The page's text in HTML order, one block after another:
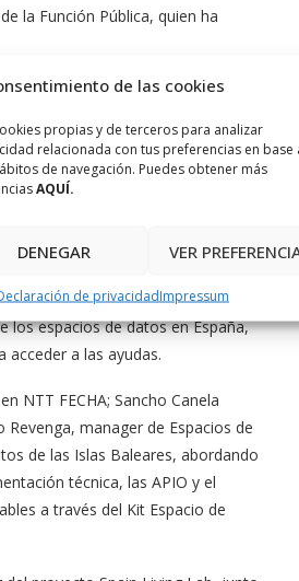
de las cookies
propias y de terceros para analizar
relacionada con tus preferencias en base
de navegación. Puedes obtener más
AQUÍ.
DENEGAR VER
de privacidadImpressum
la Función Pública, quien ha
en el despliegue de los
de España, en el marco
inversión apoya a proyectos como
de Datos Turísticos del
de datos y el desarrollo
y Promoción de la Dirección
que ofrece la convocatoria de
los espacios de datos en España,
a las ayudas.
NTT FECHA; Sancho Canela
manager de Espacios de
de las Islas Baleares, abordando
técnica, las APIO y el
a través del Kit Espacio de